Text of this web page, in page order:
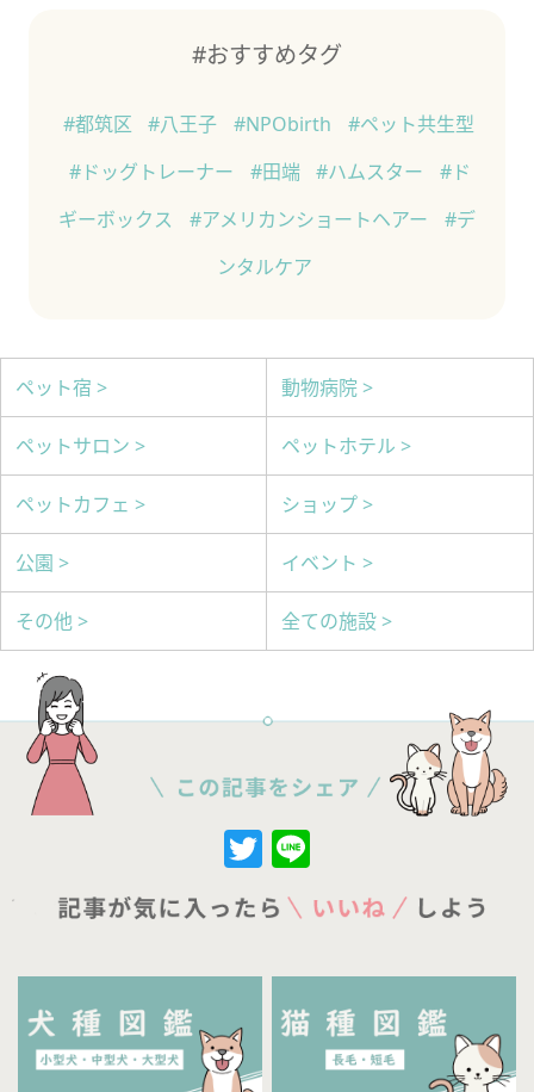
#おすすめタグ
#都筑区 #八王子 #NPObirth
#ペット共生型
#ドッグトレーナー
#田端 #ハムスター
#ド
ギーボックス
#アメリカンショートヘアー
#デ
ンタルケア
ペット宿 > 動物病院 >
ペットサロン > ペットホテル >
ペットカフェ > ショップ >
公園 > イベント >
その他 > 全ての施設 >
Twitter